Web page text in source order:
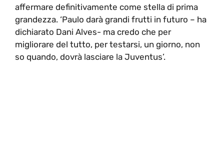
affermare definitivamente come stella di prima
grandezza. ‘Paulo darà grandi frutti in futuro – ha
dichiarato Dani Alves- ma credo che per
migliorare del tutto, per testarsi, un giorno, non
so quando, dovrà lasciare la Juventus’.